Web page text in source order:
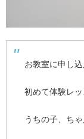
お教室に申し込
初めて体験レッ
うちの子、ち